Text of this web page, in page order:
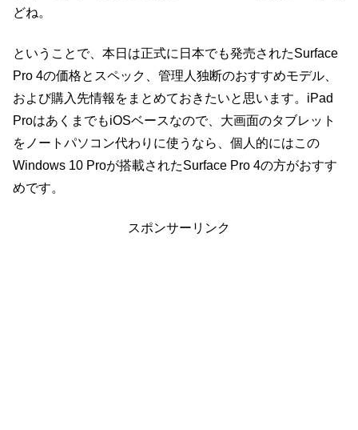
どね。
ということで、本日は正式に日本でも発売されたSurface
Pro 4の価格とスペック、管理人独断のおすすめモデル、
および購入先情報をまとめておきたいと思います。iPad
ProはあくまでもiOSベースなので、大画面のタブレット
をノートパソコン代わりに使うなら、個人的にはこの
Windows 10 Proが搭載されたSurface Pro 4の方がおすす
めです。
スポンサーリンク